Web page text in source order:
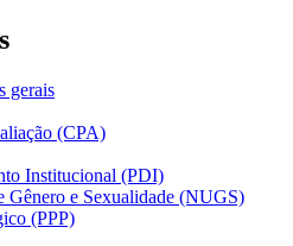
gerais
(CPA)
Institucional (PDI)
Gênero e Sexualidade (NUGS)
(PPP)